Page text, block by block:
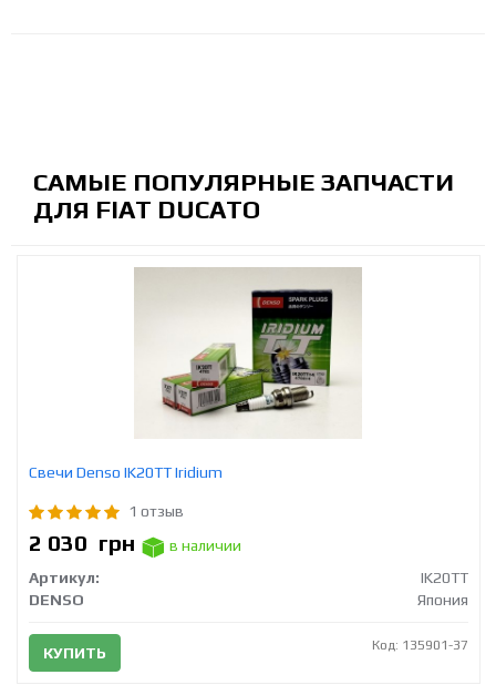
САМЫЕ ПОПУЛЯРНЫЕ ЗАПЧАСТИ
ДЛЯ FIAT DUCATO
Свечи Densо IK20TT Iridium
1 отзыв
2 030 грн
в наличии
Артикул:
IK20TT
DENSO
Япония
КУПИТЬ Код: 135901-37